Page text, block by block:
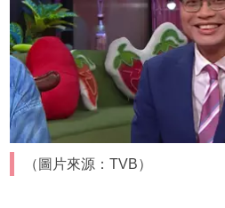
（圖片來源：TVB）